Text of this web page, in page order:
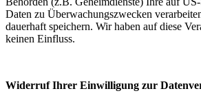
Daten zu Überwachungszwecken
dauerhaft speichern. Wir haben auf diese
keinen Einfluss.
Widerruf Ihrer Einwilligung zur